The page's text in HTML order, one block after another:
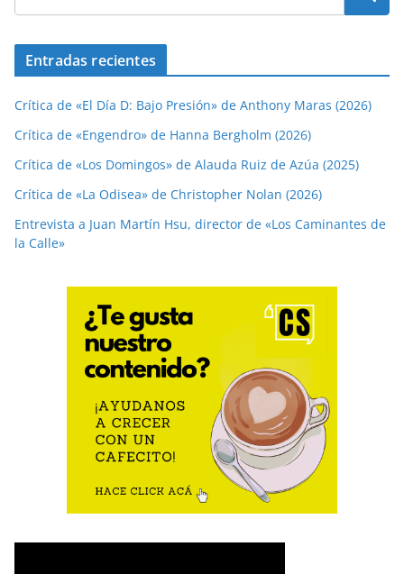
Entradas recientes
Crítica de «El Día D: Bajo Presión» de Anthony Maras (2026)
Crítica de «Engendro» de Hanna Bergholm (2026)
Crítica de «Los Domingos» de Alauda Ruiz de Azúa (2025)
Crítica de «La Odisea» de Christopher Nolan (2026)
Entrevista a Juan Martín Hsu, director de «Los Caminantes de
la Calle»